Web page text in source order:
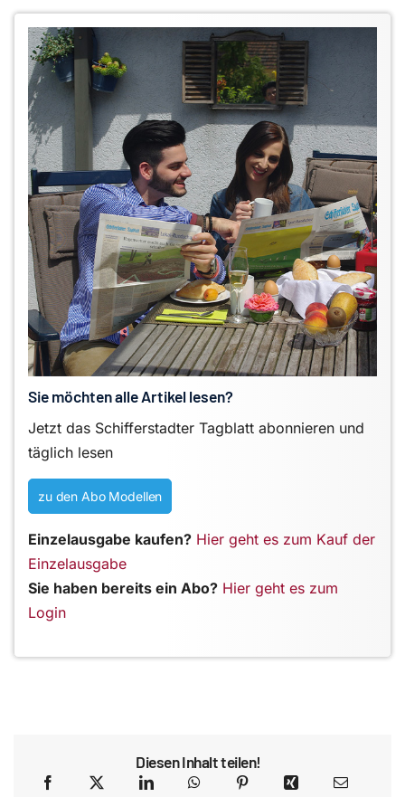
Sie möchten alle Artikel lesen?
Jetzt das Schifferstadter Tagblatt abonnieren und
täglich lesen
zu den Abo Modellen
Einzelausgabe kaufen? Hier geht es zum Kauf der
Einzelausgabe
Sie haben bereits ein Abo? Hier geht es zum
Login
Diesen Inhalt teilen!